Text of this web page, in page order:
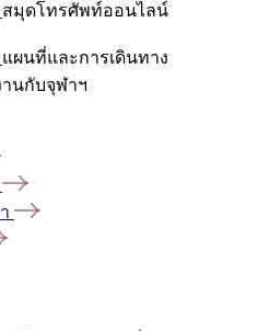
สมุดโทรศัพท์ออนไลน์
แผนที่และการเดินทาง
านกับจุฬาฯ